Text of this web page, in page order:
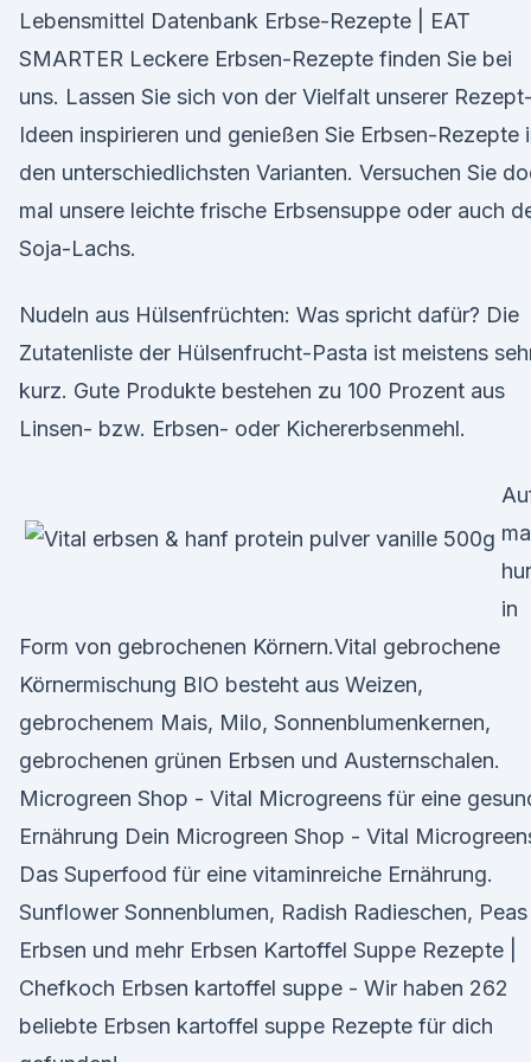
Lebensmittel Datenbank Erbse-Rezepte | EAT
SMARTER Leckere Erbsen-Rezepte finden Sie bei
uns. Lassen Sie sich von der Vielfalt unserer Rezept-
Ideen inspirieren und genießen Sie Erbsen-Rezepte
den unterschiedlichsten Varianten. Versuchen Sie
mal unsere leichte frische Erbsensuppe oder auch
Soja-Lachs.
Nudeln aus Hülsenfrüchten: Was spricht dafür? Die
Zutatenliste der Hülsenfrucht-Pasta ist meistens
kurz. Gute Produkte bestehen zu 100 Prozent aus
Linsen- bzw. Erbsen- oder Kichererbsenmehl.
in
Form von gebrochenen Körnern.Vital gebrochene
Körnermischung BIO besteht aus Weizen,
gebrochenem Mais, Milo, Sonnenblumenkernen,
gebrochenen grünen Erbsen und Austernschalen.
Microgreen Shop - Vital Microgreens für eine
Ernährung Dein Microgreen Shop - Vital
Das Superfood für eine vitaminreiche Ernährung.
Sunflower Sonnenblumen, Radish Radieschen, Peas
Erbsen und mehr Erbsen Kartoffel Suppe Rezepte |
Chefkoch Erbsen kartoffel suppe - Wir haben 262
beliebte Erbsen kartoffel suppe Rezepte für dich